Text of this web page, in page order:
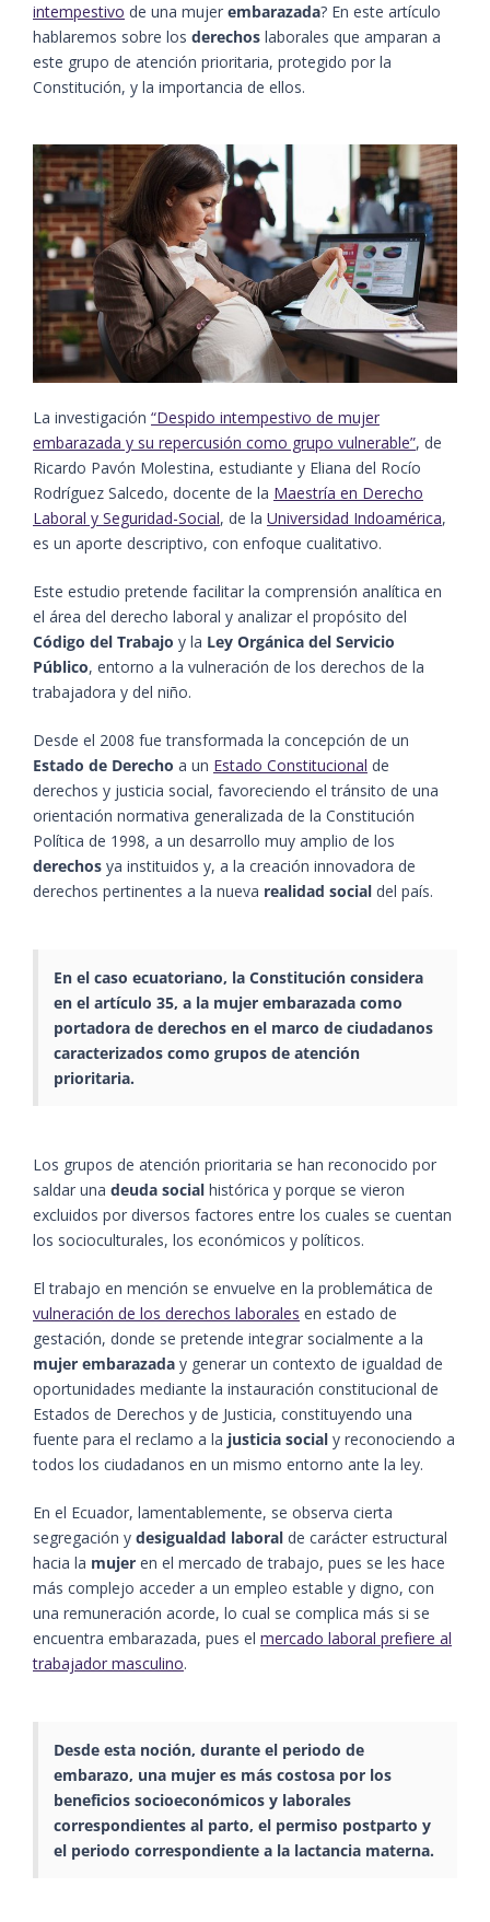
intempestivo de una mujer embarazada? En este artículo
hablaremos sobre los derechos laborales que amparan a
este grupo de atención prioritaria, protegido por la
Constitución, y la importancia de ellos.
La investigación “Despido intempestivo de mujer
embarazada y su repercusión como grupo vulnerable”, de
Ricardo Pavón Molestina, estudiante y Eliana del Rocío
Rodríguez Salcedo, docente de la Maestría en Derecho
Laboral y Seguridad-Social, de la Universidad Indoamérica,
es un aporte descriptivo, con enfoque cualitativo.
Este estudio pretende facilitar la comprensión analítica en
el área del derecho laboral y analizar el propósito del
Código del Trabajo y la Ley Orgánica del Servicio
Público, entorno a la vulneración de los derechos de la
trabajadora y del niño.
Desde el 2008 fue transformada la concepción de un
Estado de Derecho a un Estado Constitucional de
derechos y justicia social, favoreciendo el tránsito de una
orientación normativa generalizada de la Constitución
Política de 1998, a un desarrollo muy amplio de los
derechos ya instituidos y, a la creación innovadora de
derechos pertinentes a la nueva realidad social del país.
En el caso ecuatoriano, la Constitución considera
en el artículo 35, a la mujer embarazada como
portadora de derechos en el marco de ciudadanos
caracterizados como grupos de atención
prioritaria.
Los grupos de atención prioritaria se han reconocido por
saldar una deuda social histórica y porque se vieron
excluidos por diversos factores entre los cuales se cuentan
los socioculturales, los económicos y políticos.
El trabajo en mención se envuelve en la problemática de
vulneración de los derechos laborales en estado de
gestación, donde se pretende integrar socialmente a la
mujer embarazada y generar un contexto de igualdad de
oportunidades mediante la instauración constitucional de
Estados de Derechos y de Justicia, constituyendo una
fuente para el reclamo a la justicia social y reconociendo a
todos los ciudadanos en un mismo entorno ante la ley.
En el Ecuador, lamentablemente, se observa cierta
segregación y desigualdad laboral de carácter estructural
hacia la mujer en el mercado de trabajo, pues se les hace
más complejo acceder a un empleo estable y digno, con
una remuneración acorde, lo cual se complica más si se
encuentra embarazada, pues el mercado laboral prefiere al
trabajador masculino.
Desde esta noción, durante el periodo de
embarazo, una mujer es más costosa por los
beneficios socioeconómicos y laborales
correspondientes al parto, el permiso postparto y
el periodo correspondiente a la lactancia materna.